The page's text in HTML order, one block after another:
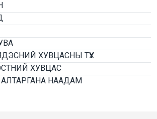
ХУВЦАСНЫ ТҮҮХ
ХУВЦАС
НААДАМ